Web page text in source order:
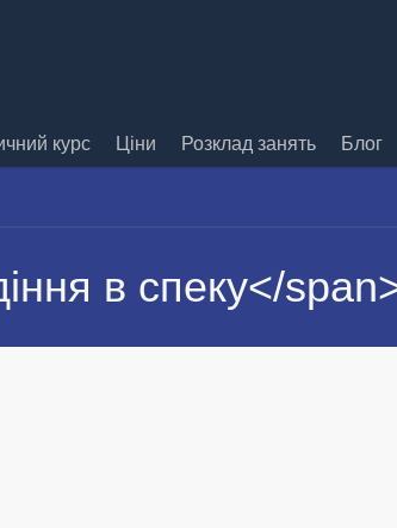
курс Ціни Розклад занять Блог
в спеку</